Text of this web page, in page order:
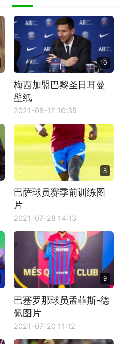
10
梅西加盟巴黎圣日耳曼
壁纸
2021-08-12 10:35
8
巴萨球员赛季前训练图
片
2021-07-28 14:13
9
巴塞罗那球员孟菲斯-德
佩图片
2021-07-20 11:12